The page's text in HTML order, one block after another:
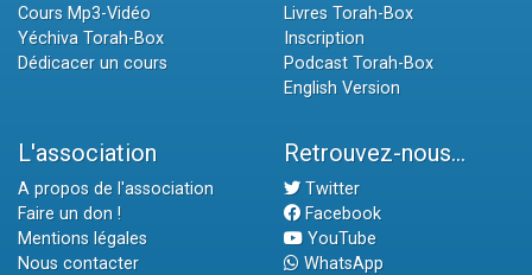
Cours Mp3-Vidéo
Yéchiva Torah-Box
Dédicacer un cours
Livres Torah-Box
Inscription
Podcast Torah-Box
English Version
L'association
A propos de l'association
Faire un don !
Mentions légales
Nous contacter
Retrouvez-nous...
Twitter
Facebook
YouTube
WhatsApp